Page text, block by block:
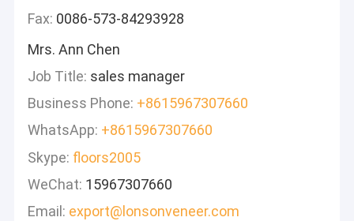
Fax: 0086-573-84293928
Mrs. Ann Chen
Job Title: sales manager
Business Phone: +8615967307660
WhatsApp: +8615967307660
Skype: floors2005
WeChat: 15967307660
Email: export@lonsonveneer.com